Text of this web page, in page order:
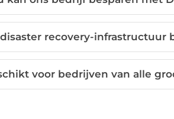
recovery-infrastructuur
voor bedrijven van alle